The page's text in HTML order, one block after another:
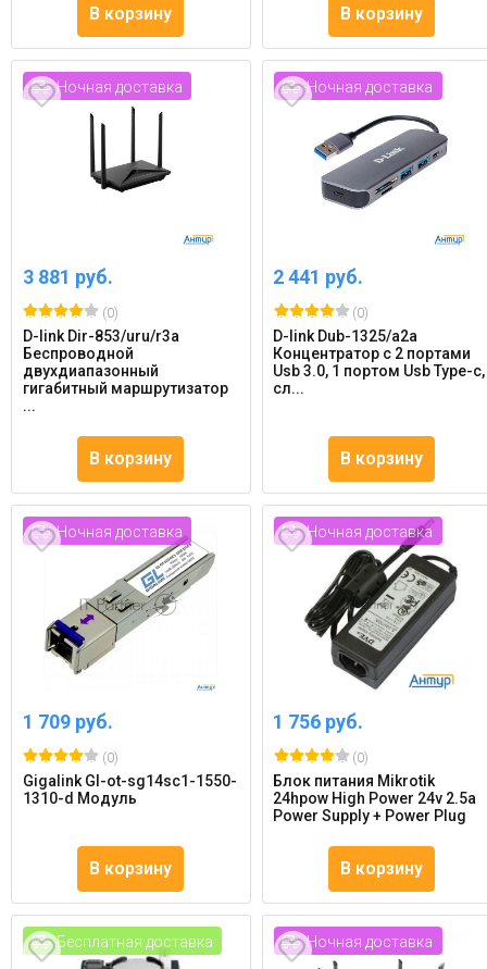
В корзину В корзину
Ночная доставка
3 881 руб.
(0)
D-link Dir-853/uru/r3a
Беспроводной
двухдиапазонный
гигабитный маршрутизатор
...
В корзину
Ночная доставка
2 441 руб.
(0)
D-link Dub-1325/a2a
Концентратор с 2 портами
Usb 3.0, 1 портом Usb Type-c,
сл...
В корзину
Ночная доставка
1 709 руб.
(0)
Gigalink Gl-ot-sg14sc1-1550-
1310-d Модуль
В корзину
Ночная доставка
1 756 руб.
(0)
Блок питания Mikrotik
24hpow High Power 24v 2.5a
Power Supply + Power Plug
В корзину
Бесплатная доставка Ночная доставка